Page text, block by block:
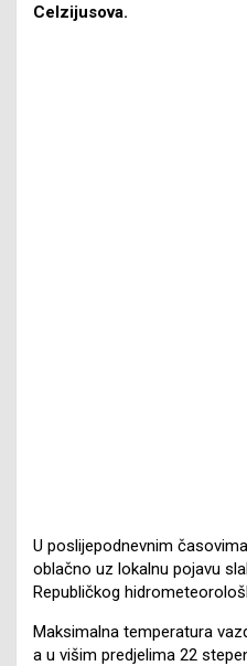
Celzijusova.
U poslijepodnevnim
oblačno uz lokalnu pojavu
Republičkog
Maksimalna temperatura
a u višim predjelima 22